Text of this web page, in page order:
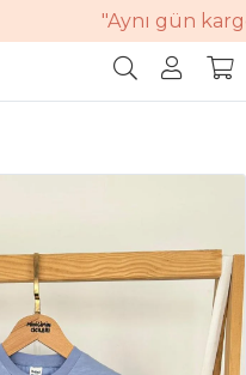
"Aynı gün